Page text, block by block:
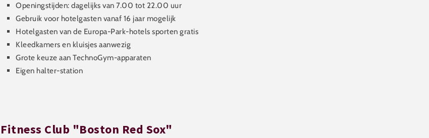
Openingstijden: dagelijks van 7.00 tot 22.00 uur
Gebruik voor hotelgasten vanaf 16 jaar mogelijk
Hotelgasten van de Europa-Park-hotels sporten gratis
Kleedkamers en kluisjes aanwezig
Grote keuze aan TechnoGym-apparaten
Eigen halter-station
Fitness Club "Boston Red Sox"